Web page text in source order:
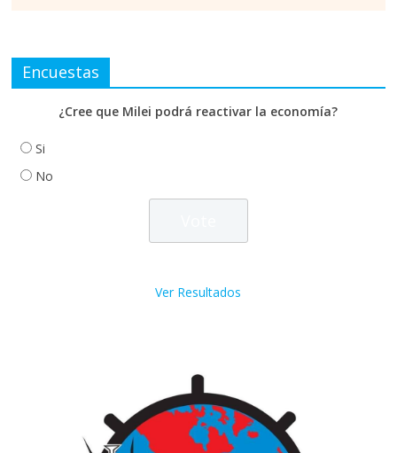
Encuestas
¿Cree que Milei podrá reactivar la economía?
Si
No
Ver Resultados